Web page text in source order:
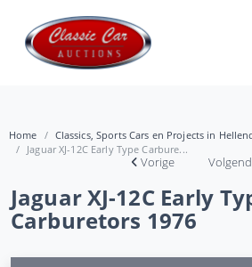
Home
Classics, Sports Cars en Projects in
Jaguar XJ-12C Early Type Carbure...
Vorige
Jaguar XJ-12C Early
Carburetors 1976